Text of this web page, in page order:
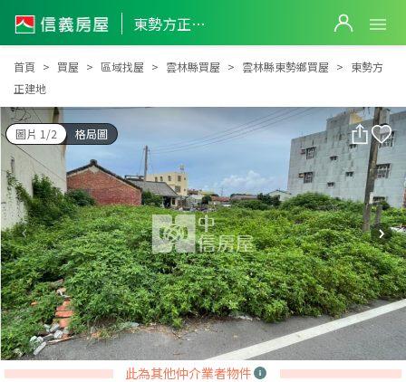
東勢方正建地
東勢方正建地
首頁 買屋 區域找屋 雲林縣買屋 雲林縣東勢鄉買屋
東勢方
正建地
圖片 1/2 格局圖
此為其他仲介業者物件